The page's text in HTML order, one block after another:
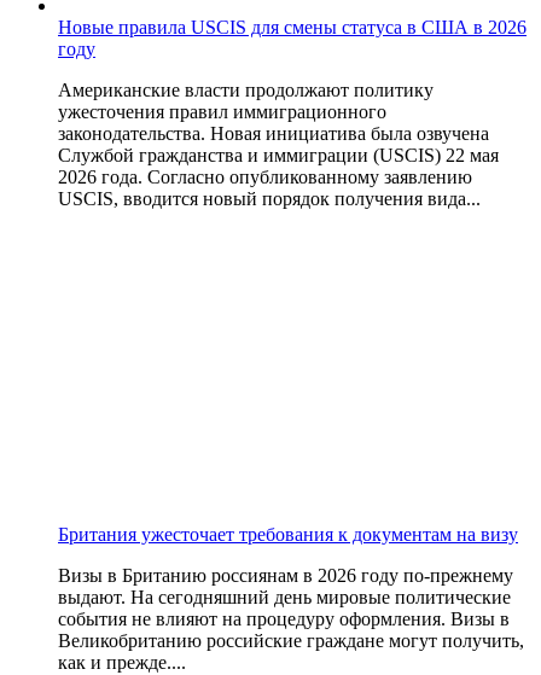
Новые правила USCIS для смены статуса в США в 2026
году
Американские власти продолжают политику
ужесточения правил иммиграционного
законодательства. Новая инициатива была озвучена
Службой гражданства и иммиграции (USCIS) 22 мая
2026 года. Согласно опубликованному заявлению
USCIS, вводится новый порядок получения вида...
Британия ужесточает требования к документам на визу
Визы в Британию россиянам в 2026 году по-прежнему
выдают. На сегодняшний день мировые политические
события не влияют на процедуру оформления. Визы в
Великобританию российские граждане могут получить,
как и прежде....